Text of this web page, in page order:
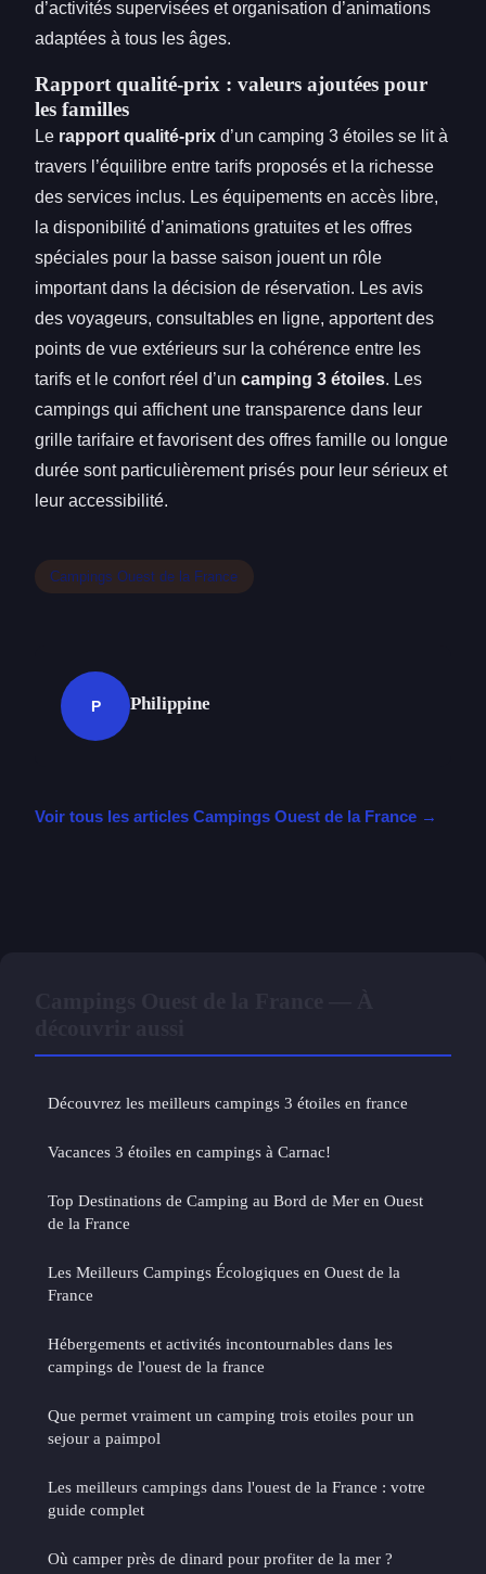
d’activités supervisées et organisation d’animations
adaptées à tous les âges.
Rapport qualité-prix : valeurs ajoutées pour
les familles
Le rapport qualité-prix d’un camping 3 étoiles se lit à
travers l’équilibre entre tarifs proposés et la richesse
des services inclus. Les équipements en accès libre,
la disponibilité d’animations gratuites et les offres
spéciales pour la basse saison jouent un rôle
important dans la décision de réservation. Les avis
des voyageurs, consultables en ligne, apportent des
points de vue extérieurs sur la cohérence entre les
tarifs et le confort réel d’un camping 3 étoiles. Les
campings qui affichent une transparence dans leur
grille tarifaire et favorisent des offres famille ou longue
durée sont particulièrement prisés pour leur sérieux et
leur accessibilité.
Campings Ouest de la France
P Philippine
Voir tous les articles Campings Ouest de la France →
Découvrez les meilleurs campings 3 étoiles en france
Vacances 3 étoiles en campings à Carnac!
Top Destinations de Camping au Bord de Mer en Ouest
de la France
Les Meilleurs Campings Écologiques en Ouest de la
France
Hébergements et activités incontournables dans les
campings de l'ouest de la france
Que permet vraiment un camping trois etoiles pour un
sejour a paimpol
Les meilleurs campings dans l'ouest de la France : votre
guide complet
Où camper près de dinard pour profiter de la mer ?